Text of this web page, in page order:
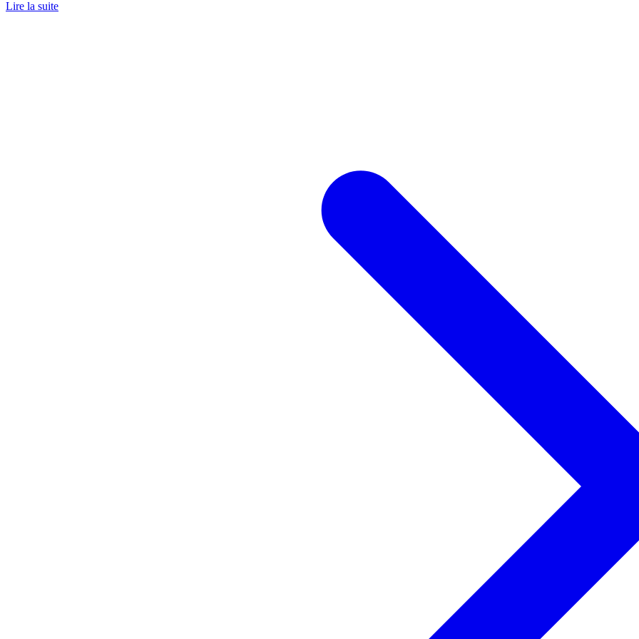
Lire la suite